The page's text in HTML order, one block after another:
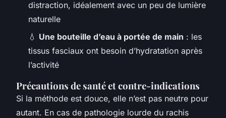
distraction, idéalement avec un peu de lumière
naturelle
💧 Une bouteille d’eau à portée de main : les
tissus fasciaux ont besoin d’hydratation après
l’activité
Précautions de santé et contre-indications
Si la méthode est douce, elle n’est pas neutre pour
autant. En cas de pathologie lourde du rachis